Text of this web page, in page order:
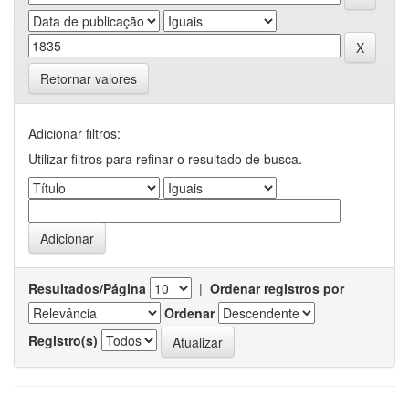
Retornar valores
Adicionar filtros:
Utilizar filtros para refinar o resultado de busca.
Resultados/Página | Ordenar registros por
Ordenar
Registro(s)